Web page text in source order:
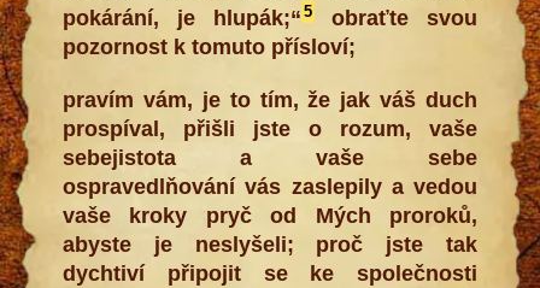
pokárání, je hlupák;“ 5obraťte svou
pozornost k tomuto přísloví;
pravím vám, je to tím, že jak váš duch
prospíval, přišli jste o rozum, vaše
sebejistota a vaše sebe
ospravedlňování vás zaslepily a vedou
vaše kroky pryč od Mých proroků,
abyste je neslyšeli; proč jste tak
dychtiví připojit se ke společnosti